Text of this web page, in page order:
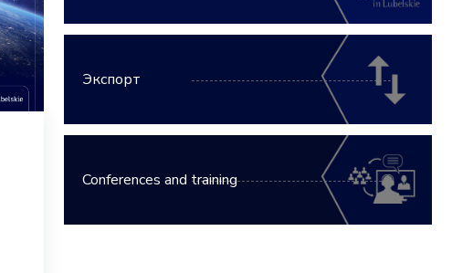
Экспорт
Conferences and training